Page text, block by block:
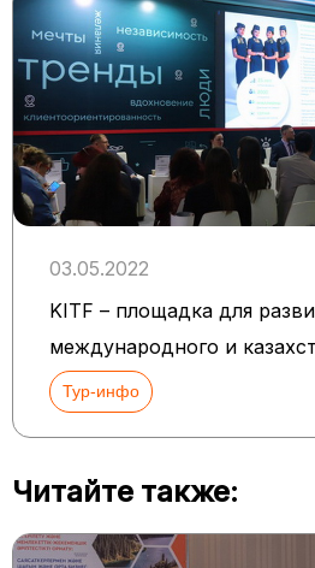
03.05.2022
KITF – площадка для
международного и
Тур-инфо
Читайте также: